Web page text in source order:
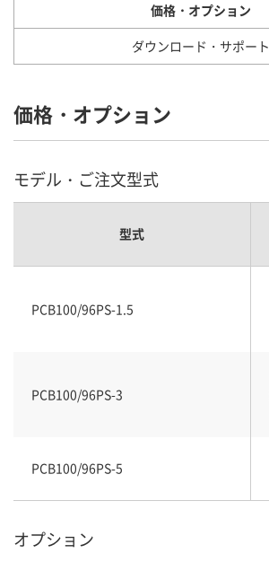
価格・オプション
ダウンロード・サポート
価格・オプション
モデル・ご注文型式
型式
PCB100/96PS-1.5
PCB100/96PS-3
PCB100/96PS-5
オプション